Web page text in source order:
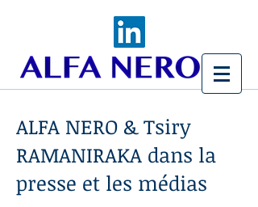
ALFA NERO & Tsiry
RAMANIRAKA dans la
presse et les médias